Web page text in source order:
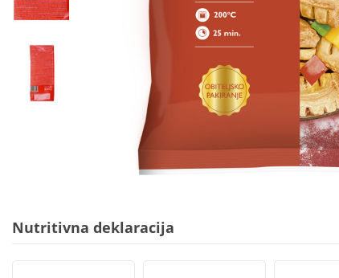
Nutritivna deklaracija